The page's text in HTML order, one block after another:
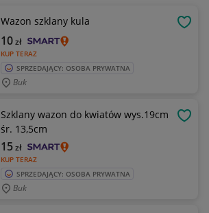
Wazon szklany kula
KUP TERAZ
10zł
SPRZEDAJĄCY: OSOBA PRYWATNA
Buk
Szklany wazon do kwiatów wys.19cm
śr. 13,5cm
KUP TERAZ
15zł
SPRZEDAJĄCY: OSOBA PRYWATNA
Buk